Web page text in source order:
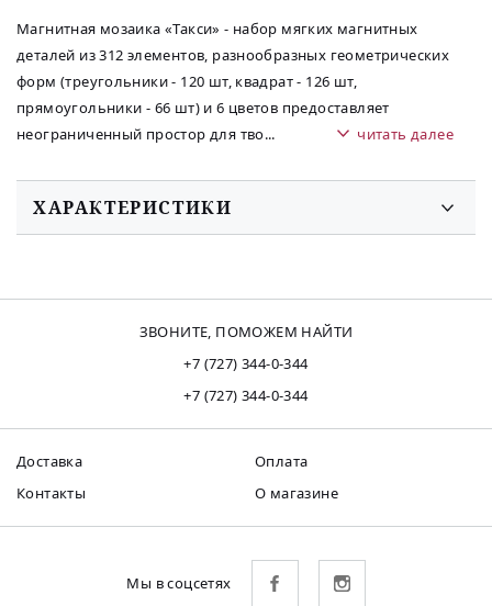
Магнитная мозаика «Такси» - набор мягких магнитных
деталей из 312 элементов, разнообразных геометрических
форм (треугольники - 120 шт, квадрат - 126 шт,
прямоугольники - 66 шт) и 6 цветов предоставляет
неограниченный простор для тво... читать далее
ХАРАКТЕРИСТИКИ
ЗВОНИТЕ, ПОМОЖЕМ НАЙТИ
+7 (727) 344-0-344
+7 (727) 344-0-344
Доставка
Оплата
Контакты
О магазине
Мы в соцсетях